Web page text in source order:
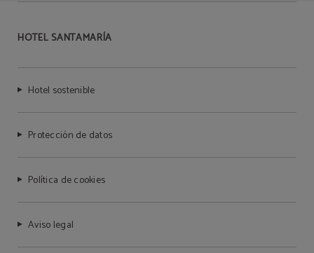
HOTEL SANTAMARÍA
Hotel sostenible
Protección de datos
Política de cookies
Aviso legal